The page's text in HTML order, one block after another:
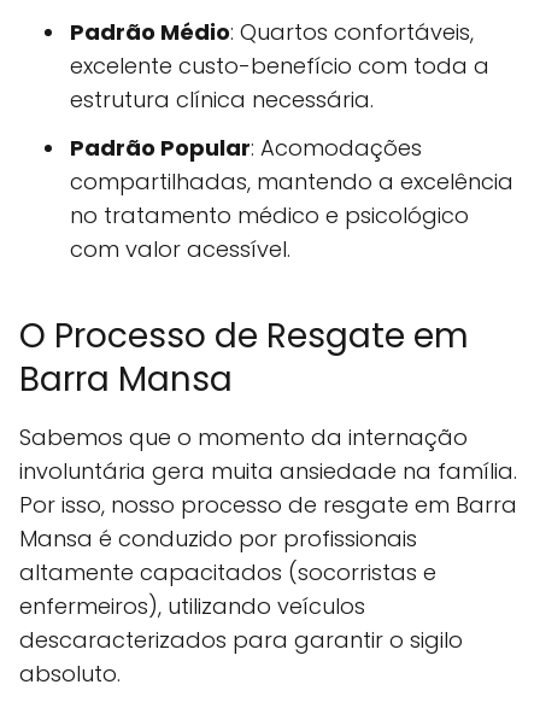
Padrão Médio: Quartos confortáveis,
excelente custo-benefício com toda a
estrutura clínica necessária.
Padrão Popular: Acomodações
compartilhadas, mantendo a excelência
no tratamento médico e psicológico
com valor acessível.
O Processo de Resgate em
Barra Mansa
Sabemos que o momento da internação
involuntária gera muita ansiedade na família.
Por isso, nosso processo de resgate em Barra
Mansa é conduzido por profissionais
altamente capacitados (socorristas e
enfermeiros), utilizando veículos
descaracterizados para garantir o sigilo
absoluto.